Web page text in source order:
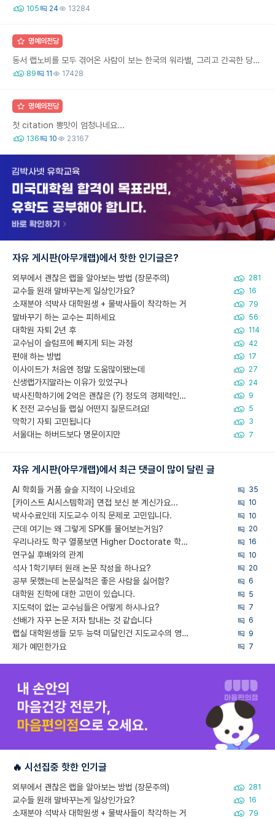
105 24 13284
명예의전당
동서 랩노비를 모두 겪어온 사람이 보는 한국의 워라밸, 그리고 간곡한 당부의 말씀
89 11 17428
명예의전당
첫 citation 뽕맛이 엄청나네요...
136 10 23167
자유 게시판(아무개랩)에서 핫한 인기글은?
외부에서 괜찮은 랩을 알아보는 방법 (장문주의) 281
교수들 원래 말바꾸는게 일상인가요? 16
소재분야 석박사 대학원생 + 물박사들이 착각하는 거 79
말바꾸기 하는 교수는 피하세요 56
대학원 자퇴 2년 후 114
교수님이 슬럼프에 빠지게 되는 과정 42
편애 하는 방법 17
이사이트가 처음엔 정말 도움많이됐는데 27
신생랩가지말라는 이유가 있었구나 24
박사진학하기에 2억은 괜찮은 (?) 정도의 경제력인가요 9
K 전전 교수님들 랩실 어떤지 질문드려요! 5
막학기 자퇴 고민됩니다 3
서울대는 하버드보다 명문이지만 7
자유 게시판(아무개랩)에서 최근 댓글이 많이 달린 글
AI 학회들 거품 슬슬 지적이 나오네요 35
[카이스트 AI시스템학과] 면접 보신 분 계신가요... 10
박사수료인데 지도교수 이직 문제로 고민입니다. 10
근데 여기는 왜 그렇게 SPK를 물어보는거임? 20
우리나라도 학구 열풍보면 Higher Doctorate 학위가 필요하다고 봅니다. 16
연구실 후배와의 관계 10
석사 1학기부터 원래 논문 작성을 하나요? 20
공부 못했는데 논문실적은 좋은 사람을 싫어함? 6
대학원 진학에 대한 고민이 있습니다. 5
지도력이 없는 교수님들은 어떻게 하시나요? 7
선배가 자꾸 논문 저자 탐내는 것 같습니다 6
랩실 대학원생들 모두 능력 미달인건 지도교수의 영향 아닌가? 9
제가 예민한가요 7
🔥 시선집중 핫한 인기글
외부에서 괜찮은 랩을 알아보는 방법 (장문주의) 281
교수들 원래 말바꾸는게 일상인가요? 16
소재분야 석박사 대학원생 + 물박사들이 착각하는 거 79